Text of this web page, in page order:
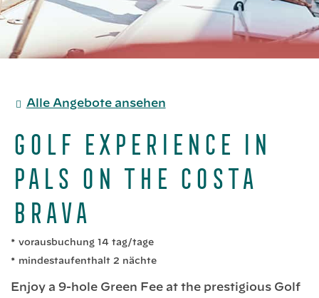
Alle Angebote ansehen
Golf Experience in
Pals on the Costa
Brava
vorausbuchung 14 tag/tage
mindestaufenthalt 2 nächte
Enjoy a 9-hole Green Fee at the prestigious Golf